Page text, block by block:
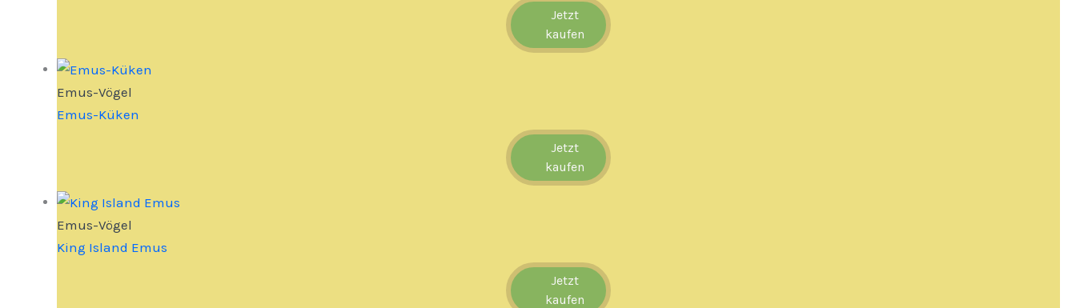
Jetzt
kaufen
Emus-Vögel
Emus-Küken
Jetzt
kaufen
Emus-Vögel
King Island Emus
Jetzt
kaufen